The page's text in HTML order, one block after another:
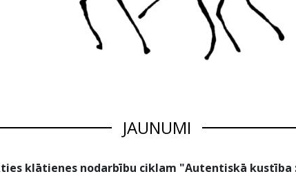
JAUNUMI
klātienes nodarbību ciklam "Autentiskā